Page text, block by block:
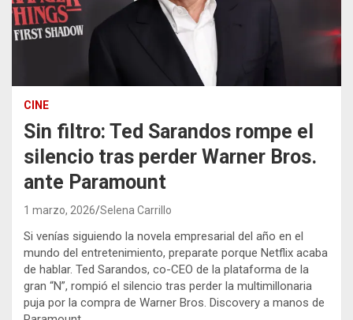
CINE
Sin filtro: Ted Sarandos rompe el
silencio tras perder Warner Bros.
ante Paramount
1 marzo, 2026 Selena Carrillo
Si venías siguiendo la novela empresarial del año en el
mundo del entretenimiento, preparate porque Netflix acaba
de hablar. Ted Sarandos, co-CEO de la plataforma de la
gran “N”, rompió el silencio tras perder la multimillonaria
puja por la compra de Warner Bros. Discovery a manos de